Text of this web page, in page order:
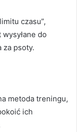
czasu”,
do
za psoty.
metoda treningu,
ich